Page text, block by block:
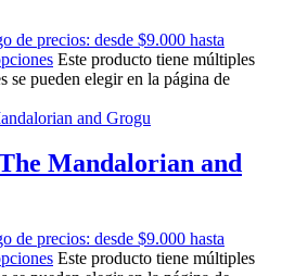
de precios: desde $9.000 hasta
Este producto tiene múltiples
se pueden elegir en la página de
Mandalorian and
de precios: desde $9.000 hasta
Este producto tiene múltiples